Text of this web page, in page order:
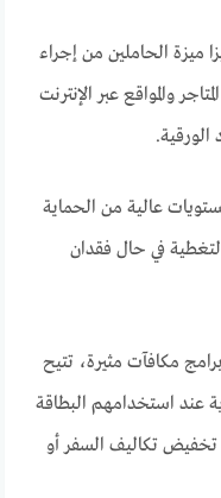
ميزة الحاملين من إجراء
والمواقع عبر الإنترنت
عالية من الحماية
في حال فقدان
مكافآت مثيرة، تتيح
عند استخدامهم البطاقة
تخفيض تكاليف السفر أو